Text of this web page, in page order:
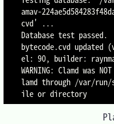
amav-
cvd' ...
Database test passed.
bytecode.cvd
el: 90, builder:
WARNING: Clamd was
lamd through /var/run/
ile or directory